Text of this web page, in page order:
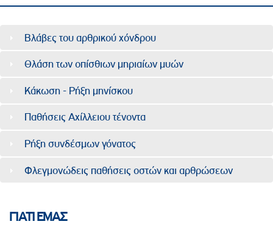
Βλάβες του αρθρικού χόνδρου
Θλάση των οπίσθιων μηριαίων μυών
Κάκωση - Ρήξη μηνίσκου
Παθήσεις Αχίλλειου τένοντα
Ρήξη συνδέσμων γόνατος
Φλεγμονώδεις παθήσεις οστών και αρθρώσεων
ΓΙΑΤΙ ΕΜΑΣ